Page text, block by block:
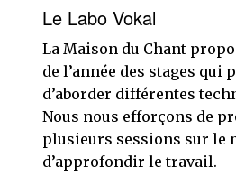
Le Labo Vokal
La Maison du Chant
de l’année des stages qui
d’aborder différentes
Nous nous efforçons de
plusieurs sessions sur le
d’approfondir le travail.